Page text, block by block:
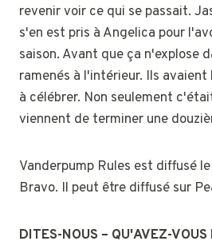
revenir voir ce qui se passait.
s'en est pris à Angelica pour
saison. Avant que ça n'explose
ramenés à l'intérieur. Ils avaient
à célébrer. Non seulement
viennent de terminer une
Vanderpump Rules est diffusé
Bravo. Il peut être diffusé sur
DITES-NOUS – QU'AVEZ-VOUS